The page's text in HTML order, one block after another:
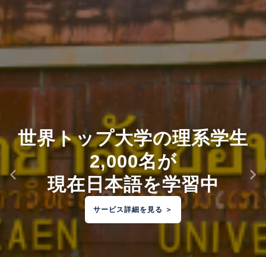
世界トップ大学の理系学生
2,000名が
現在日本語を学習中
サービス詳細を見る ＞